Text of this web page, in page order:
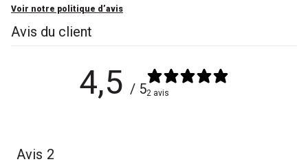
Voir notre politique d’avis
Avis du client
4,5 / 52 avis
Avis 2